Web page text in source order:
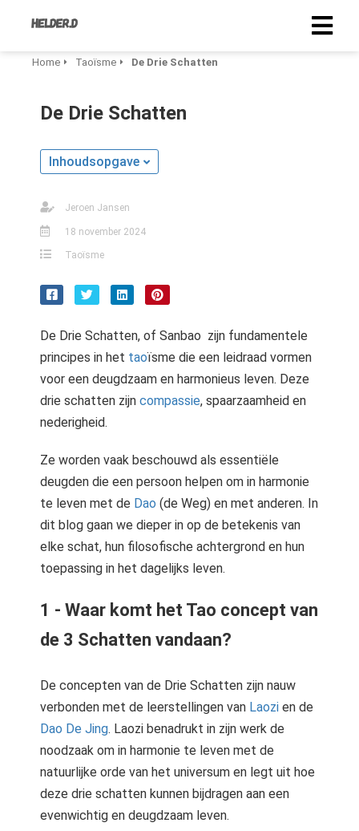
Home Taoïsme De Drie Schatten
De Drie Schatten
Inhoudsopgave
Jeroen Jansen
18 november 2024
Taoïsme
De Drie Schatten, of Sanbao zijn fundamentele
principes in het taoïsme die een leidraad vormen
voor een deugdzaam en harmonieus leven. Deze
drie schatten zijn compassie, spaarzaamheid en
nederigheid.
Ze worden vaak beschouwd als essentiële
deugden die een persoon helpen om in harmonie
te leven met de Dao (de Weg) en met anderen. In
dit blog gaan we dieper in op de betekenis van
elke schat, hun filosofische achtergrond en hun
toepassing in het dagelijks leven.
1 - Waar komt het Tao concept van
de 3 Schatten vandaan?
De concepten van de Drie Schatten zijn nauw
verbonden met de leerstellingen van Laozi en de
Dao De Jing. Laozi benadrukt in zijn werk de
noodzaak om in harmonie te leven met de
natuurlijke orde van het universum en legt uit hoe
deze drie schatten kunnen bijdragen aan een
evenwichtig en deugdzaam leven.